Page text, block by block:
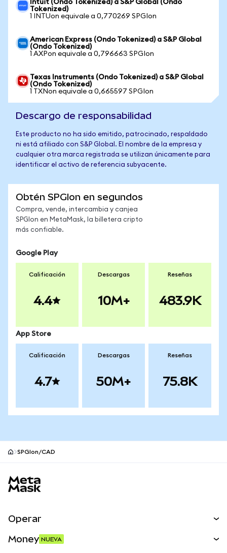
Intuit (Ondo Tokenized) a S&P Global (Ondo
Tokenized)
1 INTUon equivale a 0,770269 SPGIon
American Express (Ondo Tokenized) a S&P Global
(Ondo Tokenized)
1 AXPon equivale a 0,796663 SPGIon
Texas Instruments (Ondo Tokenized) a S&P Global
(Ondo Tokenized)
1 TXNon equivale a 0,665597 SPGIon
Descargo de responsabilidad
Este producto no ha sido emitido, patrocinado, respaldado
ni está afiliado con S&P Global. El nombre de la empresa y
cualquier otra marca registrada se utilizan únicamente para
identificar el activo de referencia subyacente.
Obtén SPGIon en segundos
Compra, vende, intercambia y canjea
SPGIon en MetaMask, la billetera cripto
más confiable.
Google Play
Calificación
4.4
Descargas
10M+
Reseñas
483.9K
App Store
Calificación
4.7
Descargas
50M+
Reseñas
75.8K
SPGIon/CAD
Operar
Money NUEVA